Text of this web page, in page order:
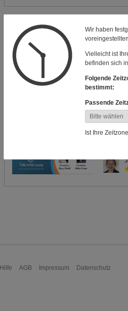
Hier
29.
Jetzt
Sie
Datenschutz
Impressum
AGB
Hilfe
Wir haben
Vielleicht ist
befinden sich
Folgende
bestimmt:
Passende
Ist Ihre